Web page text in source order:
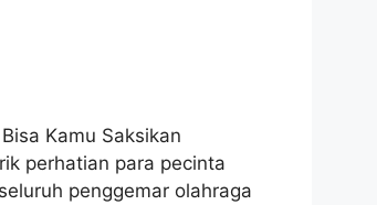
Kamu Saksikan
perhatian para pecinta
penggemar olahraga